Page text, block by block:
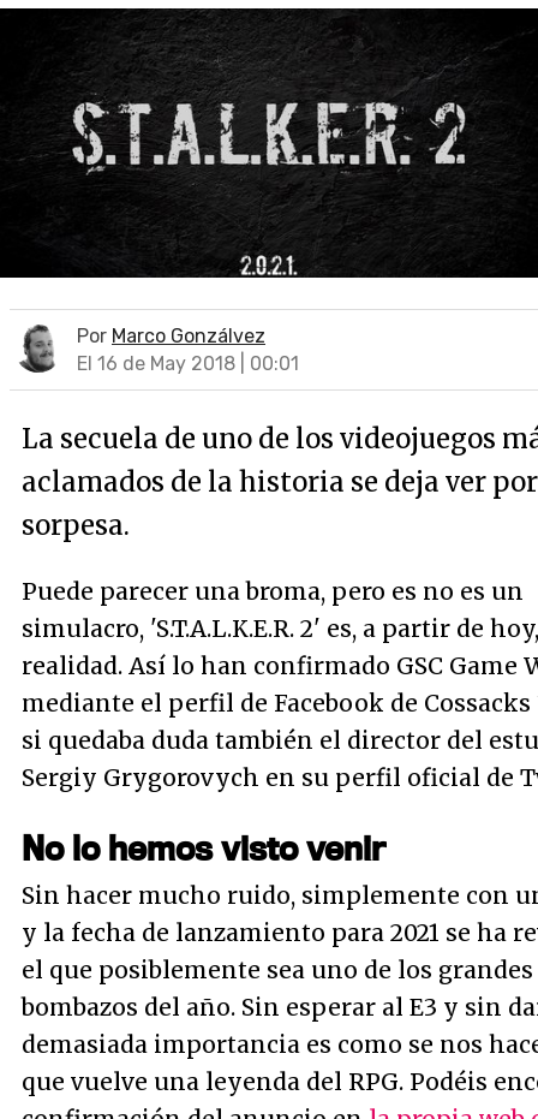
Por Marco Gonzálvez
El 16 de May 2018 | 00:01
La secuela de uno de los videojuegos
aclamados de la historia se deja ver por
sorpesa.
Puede parecer una broma, pero es no es un
simulacro, 'S.T.A.L.K.E.R. 2' es, a partir de
realidad. Así lo han confirmado GSC Game
mediante el perfil de Facebook de
si quedaba duda también el director del
Sergiy Grygorovych en su perfil oficial de
No lo hemos visto venir
Sin hacer mucho ruido, simplemente con
y la fecha de lanzamiento para 2021 se ha
el que posiblemente sea uno de los grandes
bombazos del año. Sin esperar al E3 y sin
demasiada importancia es como se nos
que vuelve una leyenda del RPG. Podéis